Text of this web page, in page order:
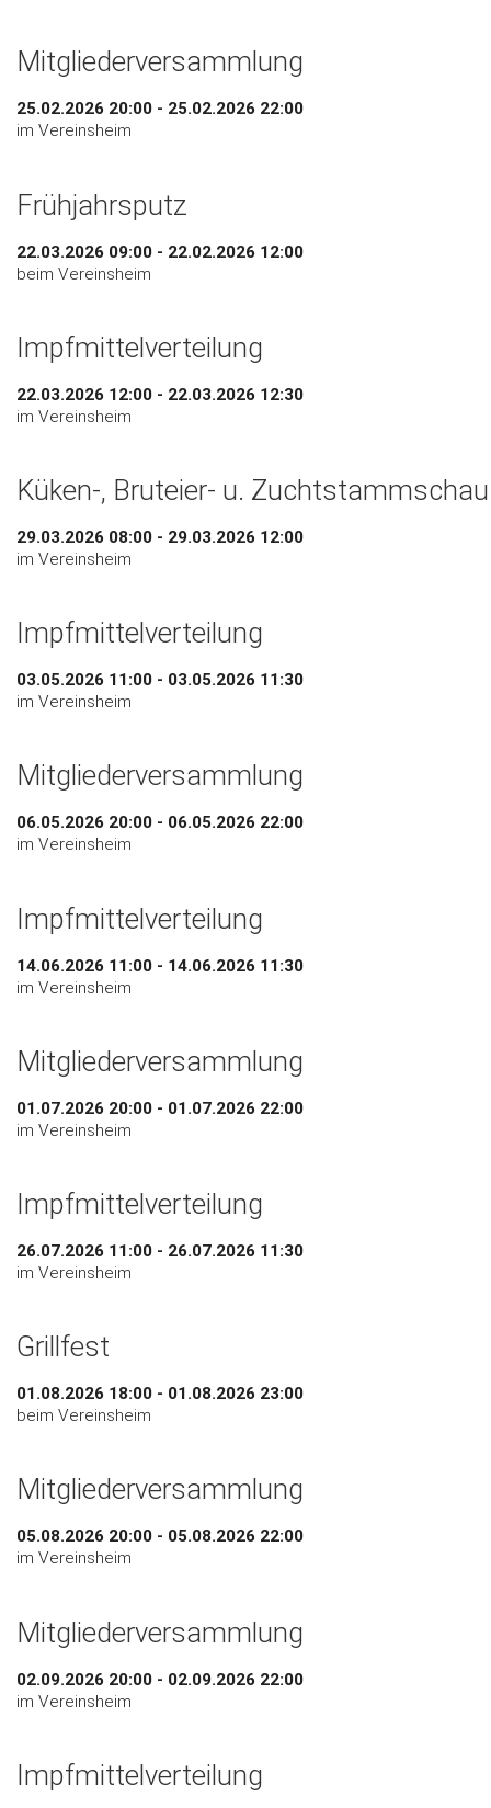
Mitgliederversammlung
25.02.2026 20:00 - 25.02.2026 22:00
im Vereinsheim
Frühjahrsputz
22.03.2026 09:00 - 22.02.2026 12:00
beim Vereinsheim
Impfmittelverteilung
22.03.2026 12:00 - 22.03.2026 12:30
im Vereinsheim
Küken-, Bruteier- u. Zuchtstammschau
29.03.2026 08:00 - 29.03.2026 12:00
im Vereinsheim
Impfmittelverteilung
03.05.2026 11:00 - 03.05.2026 11:30
im Vereinsheim
Mitgliederversammlung
06.05.2026 20:00 - 06.05.2026 22:00
im Vereinsheim
Impfmittelverteilung
14.06.2026 11:00 - 14.06.2026 11:30
im Vereinsheim
Mitgliederversammlung
01.07.2026 20:00 - 01.07.2026 22:00
im Vereinsheim
Impfmittelverteilung
26.07.2026 11:00 - 26.07.2026 11:30
im Vereinsheim
Grillfest
01.08.2026 18:00 - 01.08.2026 23:00
beim Vereinsheim
Mitgliederversammlung
05.08.2026 20:00 - 05.08.2026 22:00
im Vereinsheim
Mitgliederversammlung
02.09.2026 20:00 - 02.09.2026 22:00
im Vereinsheim
Impfmittelverteilung